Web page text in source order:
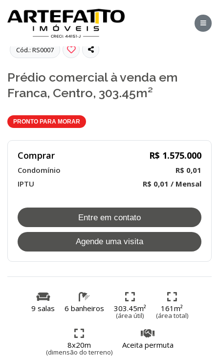
Cód.: RS0007
Prédio comercial à venda em
Franca, Centro, 303.45m²
PRONTO PARA MORAR
Comprar R$ 1.575.000
Condomínio
R$ 0,01
IPTU
R$ 0,01 / Mensal
Entre em contato
Agende uma visita
9 salas 6 banheiros 303.45m²
(área útil)
161m²
(área total)
8x20m
(dimensão do terreno)
Aceita permuta